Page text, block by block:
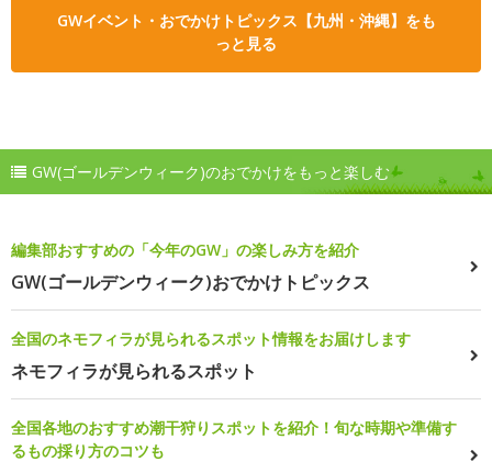
GWイベント・おでかけトピックス【九州・沖縄】をも
っと見る
GW(ゴールデンウィーク)のおでかけをもっと楽しむ
編集部おすすめの「今年のGW」の楽しみ方を紹介
GW(ゴールデンウィーク)おでかけトピックス
全国のネモフィラが見られるスポット情報をお届けします
ネモフィラが見られるスポット
全国各地のおすすめ潮干狩りスポットを紹介！旬な時期や準備す
るもの採り方のコツも